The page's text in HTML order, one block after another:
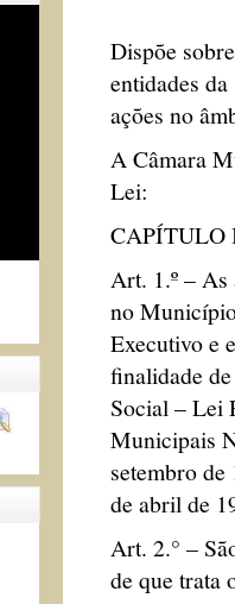
Dispõe
entidades
ações no
A Câmara
Lei:
CAPÍTULO
Art. 1.º – As
no
Executivo e
finalidade
Social – Lei
Municipais
setembro
de abril de
Art. 2.° –
de que trata